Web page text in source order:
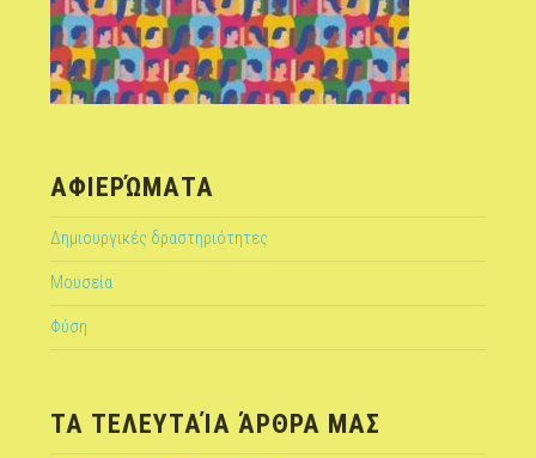
ΑΦΙΕΡΏΜΑΤΑ
Δημιουργικές δραστηριότητες
Μουσεία
Φύση
ΤΑ ΤΕΛΕΥΤΑΊΑ ΆΡΘΡΑ ΜΑΣ